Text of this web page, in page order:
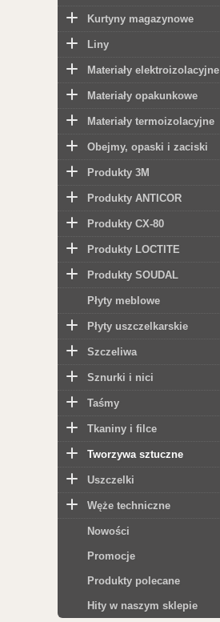
Kurtyny magazynowe
Liny
Materiały elektroizolacyjne
Materiały opakunkowe
Materiały termoizolacyjne
Obejmy, opaski i zaciski
Produkty 3M
Produkty ANTICOR
Produkty CX-80
Produkty LOCTITE
Produkty SOUDAL
Płyty meblowe
Płyty uszczelkarskie
Szczeliwa
Sznurki i nici
Taśmy
Tkaniny i filce
Tworzywa sztuczne
Uszczelki
Węże techniczne
Nowości
Promocje
Produkty polecane
Hity w naszym sklepie